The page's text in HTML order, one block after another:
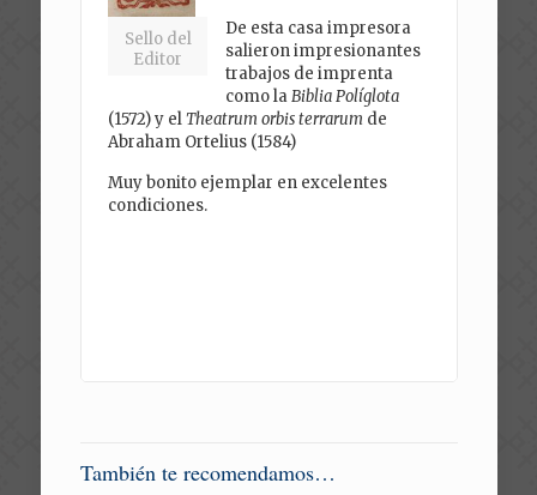
Sello del
Editor
De esta casa impresora
salieron impresionantes
trabajos de imprenta
como laBiblia Políglota
(1572) y elTheatrum orbis terrarum de
Abraham Ortelius (1584)
Muy bonito ejemplar en excelentes
condiciones.
También te recomendamos…